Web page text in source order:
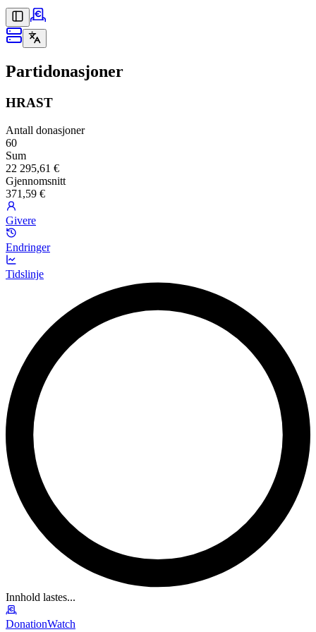
Partidonasjoner
HRAST
Antall donasjoner
60
Sum
22 295,61 €
Gjennomsnitt
371,59 €
Givere
Endringer
Tidslinje
Innhold lastes...
DonationWatch